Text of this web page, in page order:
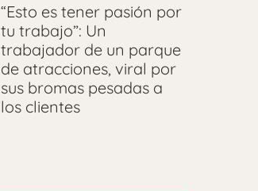
“Esto es tener pasión por
tu trabajo”: Un
trabajador de un parque
de atracciones, viral por
sus bromas pesadas a
los clientes